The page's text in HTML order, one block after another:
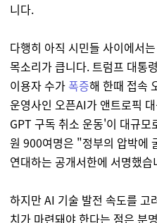
니다.
다행히 아직 시민들 사이에서
목소리가 큽니다. 트럼프 대통
이용자 수가폭증해 한때 접속
운영사인 오픈AI가 앤트로픽
GPT 구독 취소 운동'이 대규
원 900여명은 "정부의 압박에
연대하는 공개서한에 서명했습
하지만 AI 기술 발전 속도를 고
치가 마련돼야 한다는 점은 분